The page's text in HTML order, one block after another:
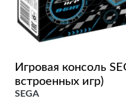
Игровая консоль
встроенных игр)
SEGA